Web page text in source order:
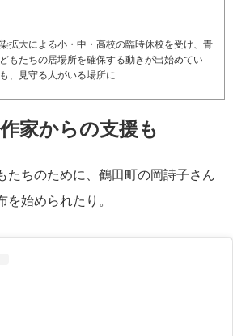
拡大による小・中・高校の臨時休校を受け、青
もたちの居場所を確保する動きが出始めてい
、見守る人がいる場所に...
家からの支援も
たちのために、鶴田町の岡詩子さん
を始められたり。